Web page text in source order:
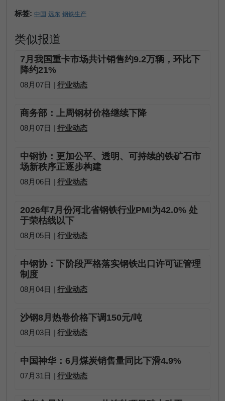
标签: 中国 远东 钢铁生产
类似报道
7月我国重卡市场共计销售约9.2万辆，环比下
降约21%
08月07日 | 行业动态
商务部：上周钢材价格继续下降
08月07日 | 行业动态
中钢协：更加公平、透明、可持续的铁矿石市
场新秩序正逐步构建
08月06日 | 行业动态
2026年7月份河北省钢铁行业PMI为42.0% 处
于荣枯线以下
08月05日 | 行业动态
中钢协：下阶段严格落实钢铁出口许可证管理
制度
08月04日 | 行业动态
沙钢8月热卷价格下调150元/吨
08月03日 | 行业动态
中国神华：6月煤炭销售量同比下滑4.9%
07月31日 | 行业动态